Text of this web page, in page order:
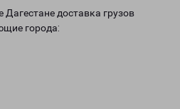
доставка грузов
города: